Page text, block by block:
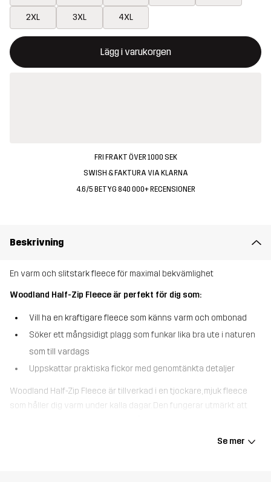
2XL 3XL 4XL
Lägg i varukorgen
Denna knapp kommer att öppna en modal som bekräftar en ny
{{size}} inte tillgänglig
FRI FRAKT ÖVER 1000 SEK
SWISH & FAKTURA VIA KLARNA
4.6/5 BETYG 840 000+ RECENSIONER
Beskrivning
En varm och slitstark fleece för maximal bekvämlighet
Woodland Half-Zip Fleece är perfekt för dig som:
Vill ha en kraftigare fleece som känns varm och ombonad
Söker ett mångsidigt plagg som funkar lika bra ute i naturen
som till vardags
Uppskattar praktiska fickor med genomtänkta detaljer
Woodland Half-Zip Fleece är tillverkad i en tjockare, mjuk fleece
som håller dig varm under kalla dagar. Den fungerar utmärkt att
Se mer